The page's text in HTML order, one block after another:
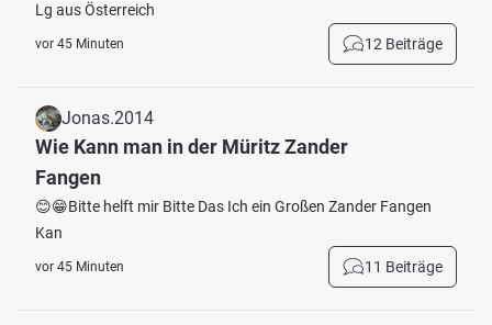
Lg aus Österreich
vor 45 Minuten 12 Beiträge
Jonas.2014
Wie Kann man in der Müritz Zander
Fangen
😊😁Bitte helft mir Bitte Das Ich ein Großen Zander Fangen
Kan
vor 45 Minuten 11 Beiträge